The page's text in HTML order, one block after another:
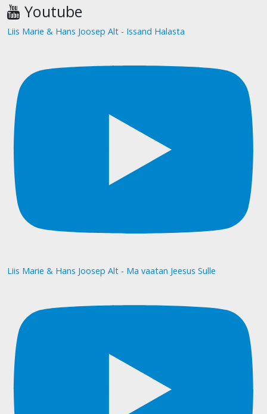
Youtube
Liis Marie & Hans Joosep Alt - Issand Halasta
Liis Marie & Hans Joosep Alt - Ma vaatan Jeesus Sulle